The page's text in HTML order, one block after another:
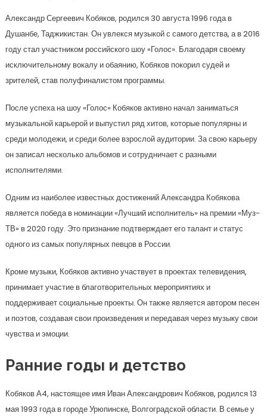
Александр Сергеевич Кобяков, родился 30 августа 1996 года в
Душанбе, Таджикистан. Он увлекся музыкой с самого детства, а в 2016
году стал участником российского шоу «Голос». Благодаря своему
исключительному вокалу и обаянию, Кобяков покорил судей и
зрителей, став полуфиналистом программы.
После успеха на шоу «Голос» Кобяков активно начал заниматься
музыкальной карьерой и выпустил ряд хитов, которые популярны и
среди молодежи, и среди более взрослой аудитории. За свою карьеру
он записал несколько альбомов и сотрудничает с разными
исполнителями.
Одним из наиболее известных достижений Александра Кобякова
является победа в номинации «Лучший исполнитель» на премии «Муз-
ТВ» в 2020 году. Это признание подтверждает его талант и статус
одного из самых популярных певцов в России.
Кроме музыки, Кобяков активно участвует в проектах телевидения,
принимает участие в благотворительных мероприятиях и
поддерживает социальные проекты. Он также является автором песен
и поэтов, создавая свои произведения и передавая через музыку свои
чувства и эмоции.
Ранние годы и детство
Кобяков А4, настоящее имя Иван Александрович Кобяков, родился 13
мая 1993 года в городе Урюпинске, Волгоградской области. В семье у